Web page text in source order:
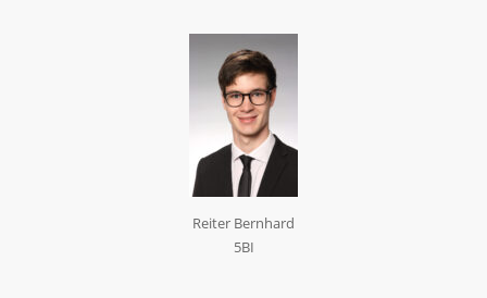
Reiter Bernhard
5BI